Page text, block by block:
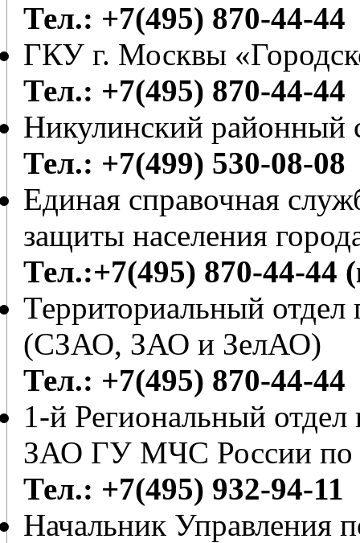
Тел.: +7(495) 870-44-44
ГКУ г. Москвы
Тел.: +7(495) 870-44-44
Никулинский районный
Тел.: +7(499) 530-08-08
Единая справочная
защиты населения
Тел.:+7(495) 870-44-44
Территориальный
(СЗАО, ЗАО и ЗелАО)
Тел.: +7(495) 870-44-44
1-й Региональный отдел
ЗАО ГУ МЧС России по
Тел.: +7(495) 932-94-11
Начальник